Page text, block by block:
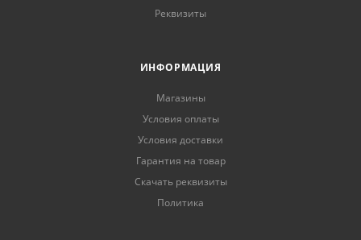
Реквизиты
ИНФОРМАЦИЯ
Магазины
Условия оплаты
Условия доставки
Гарантия на товар
Скачать реквизиты
Политика